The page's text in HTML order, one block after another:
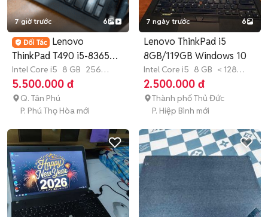
7 giờ trước 6
Lenovo
ThinkPad T490 i5-8365U
14 inch BỀN BỈ
Intel Core i5 8 GB 256
GB SSD
5.500.000 đ
Q. Tân Phú
P. Phú Thọ Hòa mới
7 ngày trước 6
Lenovo ThinkPad i5
8GB/119GB Windows 10
Intel Core i5 8 GB < 128
GB SSD
2.500.000 đ
Thành phố Thủ Đức
P. Hiệp Bình mới